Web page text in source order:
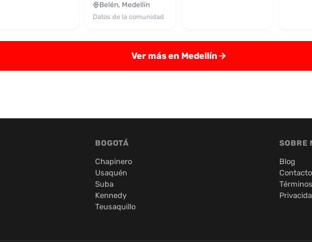
Belén, Medellín
Datos de la comunidad
Ver más en Medellín
BOGOTÁ
Chapinero
Usaquén
Suba
Kennedy
Teusaquillo
SOBRE
Blog
Contacto